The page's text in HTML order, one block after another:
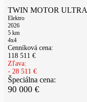
TWIN MOTOR
Elektro
2026
5 km
4x4
Cenníková cena:
118 511 €
Zľava:
- 28 511 €
Špeciálna cena:
90 000 €